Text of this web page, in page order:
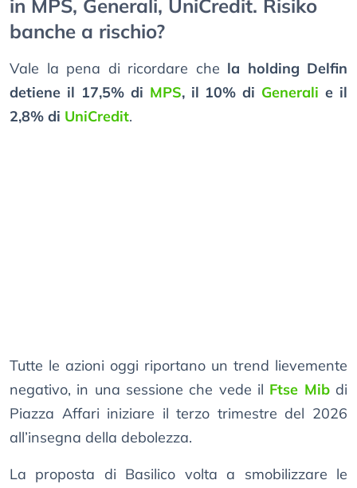
in MPS, Generali, UniCredit. Risiko
banche a rischio?
Vale la pena di ricordare che la holding Delfin
detiene il 17,5% di MPS, il 10% di Generali e il
2,8% di UniCredit.
Tutte le azioni oggi riportano un trend lievemente
negativo, in una sessione che vede il Ftse Mibdi
Piazza Affari iniziare il terzo trimestre del 2026
all’insegna della debolezza.
La proposta di Basilico volta a smobilizzare le